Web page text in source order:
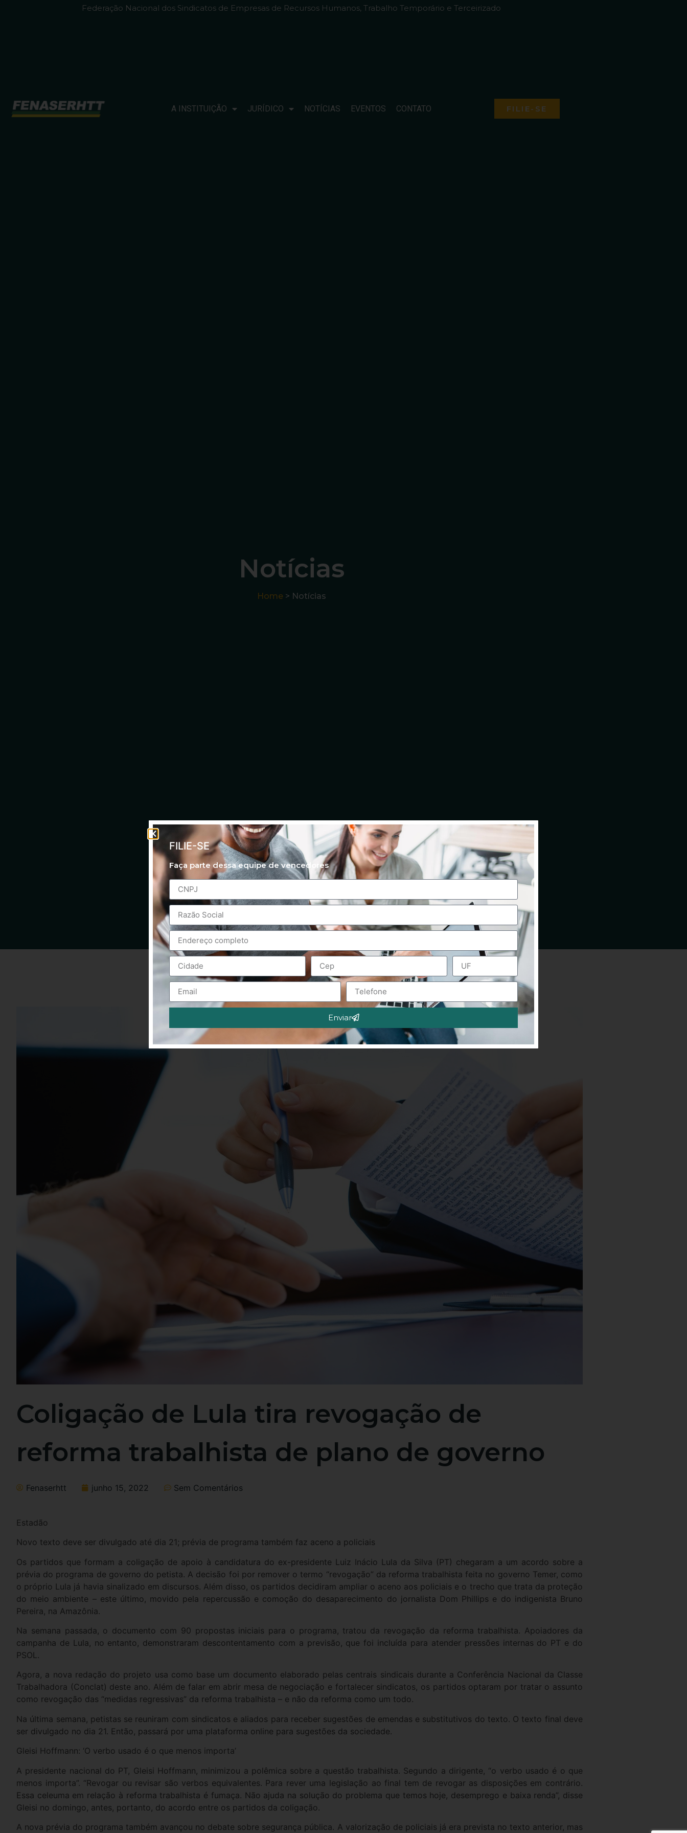
Federação Nacional dos Sindicatos de Empresas de Recursos Humanos, Trabalho Temporário e Terceirizado
A INSTITUIÇÃO JURÍDICO NOTÍCIAS EVENTOS CONTATO FILIE-SE
Notícias
Home > Notícias
Coligação de Lula tira revogação de
reforma trabalhista de plano de governo
Fenaserhtt junho 15, 2022 Sem Comentários
Estadão
Novo texto deve ser divulgado até dia 21; prévia de programa também faz aceno a policiais
Os partidos que formam a coligação de apoio à candidatura do ex-presidente Luiz Inácio Lula da Silva (PT) chegaram a um acordo sobre a
prévia do programa de governo do petista. A decisão foi por remover o termo “revogação” da reforma trabalhista feita no governo Temer, como
o próprio Lula já havia sinalizado em discursos. Além disso, os partidos decidiram ampliar o aceno aos policiais e o trecho que trata da proteção
do meio ambiente – este último, movido pela repercussão e comoção do desaparecimento do jornalista Dom Phillips e do indigenista Bruno
Pereira, na Amazônia.
Na semana passada, o documento com 90 propostas iniciais para o programa, tratou da revogação da reforma trabalhista. Apoiadores da
campanha de Lula, no entanto, demonstraram descontentamento com a previsão, que foi incluída para atender pressões internas do PT e do
PSOL.
Agora, a nova redação do projeto usa como base um documento elaborado pelas centrais sindicais durante a Conferência Nacional da Classe
Trabalhadora (Conclat) deste ano. Além de falar em abrir mesa de negociação e fortalecer sindicatos, os partidos optaram por tratar o assunto
como revogação das “medidas regressivas” da reforma trabalhista – e não da reforma como um todo.
Na última semana, petistas se reuniram com sindicatos e aliados para receber sugestões de emendas e substitutivos do texto. O texto final deve
ser divulgado no dia 21. Então, passará por uma plataforma online para sugestões da sociedade.
Gleisi Hoffmann: ‘O verbo usado é o que menos importa’
A presidente nacional do PT, Gleisi Hoffmann, minimizou a polêmica sobre a questão trabalhista. Segundo a dirigente, “o verbo usado é o que
menos importa”. “Revogar ou revisar são verbos equivalentes. Para rever uma legislação ao final tem de revogar as disposições em contrário.
Essa celeuma em relação à reforma trabalhista é fumaça. Não ajuda na solução do problema que temos hoje, desemprego e baixa renda”, disse
Gleisi no domingo, antes, portanto, do acordo entre os partidos da coligação.
A nova prévia do programa também avançou no debate sobre segurança pública. A valorização de policiais já era prevista no texto anterior, mas
FILIE-SE
Faça parte dessa equipe de vencedores
Enviar
Alternative: